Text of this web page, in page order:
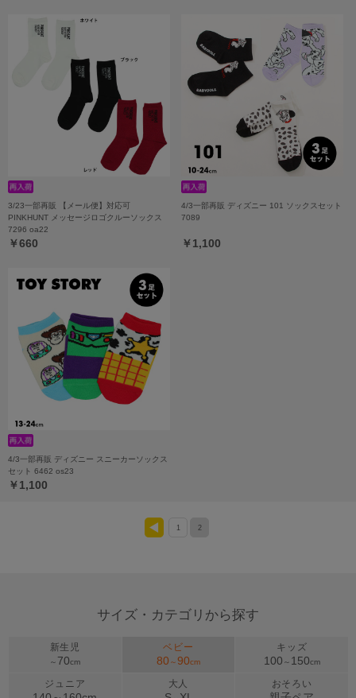
3/23一部再販 【メール便】対応可
PINKHUNT メッセージロゴクルーソックス
7296 oa22
￥660
4/3一部再販 ディズニー 101 ソックスセット
7089
￥1,100
4/3一部再販 ディズニー スニーカーソックス
セット 6462 os23
￥1,100
1 2
サイズ・カテゴリから探す
新生児
～ 70cm
ベビー
80 ～90cm
キッズ
100 ～ 150cm
ジュニア 大人 おそろい